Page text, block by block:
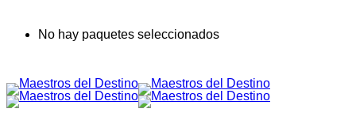
No hay paquetes seleccionados